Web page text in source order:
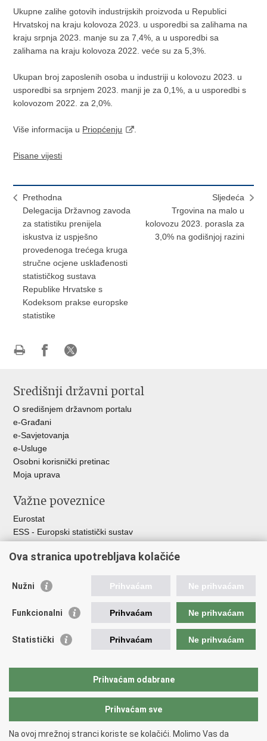
Ukupne zalihe gotovih industrijskih proizvoda u Republici
Hrvatskoj na kraju kolovoza 2023. u usporedbi sa zalihama na
kraju srpnja 2023. manje su za 7,4%, a u usporedbi sa
zalihama na kraju kolovoza 2022. veće su za 5,3%.
Ukupan broj zaposlenih osoba u industriji u kolovozu 2023. u
usporedbi sa srpnjem 2023. manji je za 0,1%, a u usporedbi s
kolovozom 2022. za 2,0%.
Više informacija u Priopćenju
Pisane vijesti
Prethodna
Delegacija Državnog zavoda
za statistiku prenijela
iskustva iz uspješno
provedenoga trećega kruga
stručne ocjene usklađenosti
statističkog sustava
Republike Hrvatske s
Kodeksom prakse europske
statistike
Sljedeća
Trgovina na malo u
kolovozu 2023. porasla za
3,0% na godišnjoj razini
Facebooku
X-
Središnji državni portal
O središnjem državnom portalu
e-Građani
e-Savjetovanja
e-Usluge
Osobni korisnički pretinac
Moja uprava
Važne poveznice
Eurostat
ESS - Europski statistički sustav
Statistički savjet Republike Hrvatske
Statistički sustav Republike Hrvatske
Odbor za sustav službene statistike RH
Ministarstvo zaštite okoliša i zelene tranzicije
Ministarstvo financija
Ministarstvo poljoprivrede, šumarstva i ribarstva
Ova stranica upotrebljava kolačiće
Nužni Prihvaćam Ne prihvaćam
Funkcionalni Prihvaćam Ne prihvaćam
Statistički Prihvaćam Ne prihvaćam
Prihvaćam odabrane
Prihvaćam sve
Na ovoj mrežnoj stranci koriste se kolačići. Molimo Vas da